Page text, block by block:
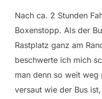
Nach ca. 2 Stunden
Boxenstopp. Als der
Rastplatz ganz am
beschwerte ich mich
man denn so weit weg
versaut wie der Bus